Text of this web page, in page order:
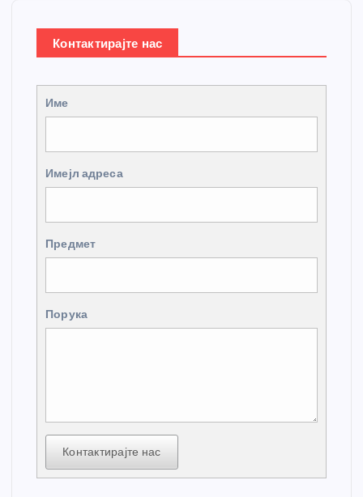
Контактирајте нас
Име
Имејл адреса
Предмет
Порука
Контактирајте нас